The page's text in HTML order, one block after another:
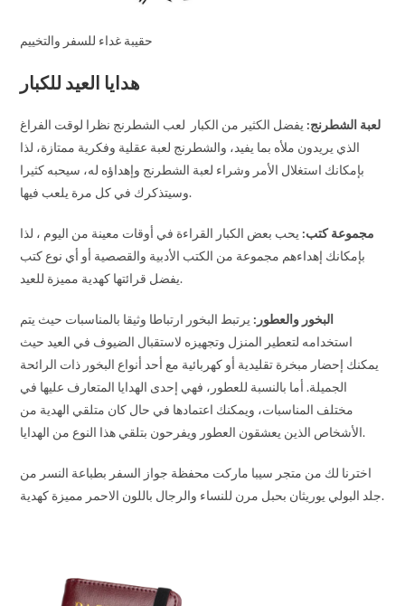
حقيبة غداء للسفر والتخييم
هدايا العيد للكبار
لعبة الشطرنج: يفضل الكثير من الكبار لعب الشطرنج نظرا لوقت الفراغ
الذي يريدون ملأه بما يفيد، والشطرنج لعبة عقلية وفكرية ممتازة، لذا
بإمكانك استغلال الأمر وشراء لعبة الشطرنج وإهداؤه له، سيحبه كثيرا
وسيتذكرك في كل مرة يلعب فيها.
مجموعة كتب: يحب بعض الكبار القراءة في أوقات معينة من اليوم ، لذا
بإمكانك إهداءهم مجموعة من الكتب الأدبية والقصصية أو أي نوع كتب
يفضل قرائتها كهدية مميزة للعيد.
البخور والعطور: يرتبط البخور ارتباطا وثيقا بالمناسبات حيث يتم
استخدامه لتعطير المنزل وتجهيزه لاستقبال الضيوف في العيد حيث
يمكنك إحضار مبخرة تقليدية أو كهربائية مع أحد أنواع البخور ذات الرائحة
الجميلة. أما بالنسبة للعطور، فهي إحدى الهدايا المتعارف عليها في
مختلف المناسبات، ويمكنك اعتمادها في حال كان متلقي الهدية من
الأشخاص الذين يعشقون العطور ويفرحون بتلقي هذا النوع من الهدايا.
اخترنا لك من متجر سيبا ماركت محفظة جواز السفر بطباعة النسر من
جلد البولي يوريثان بحبل مرن للنساء والرجال باللون الاحمر مميزة كهدية.